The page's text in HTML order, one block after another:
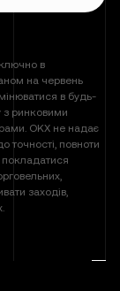
в
на червень
в будь-
з ринковими
OKX не надає
точності, повноти
покладатися
заходів,